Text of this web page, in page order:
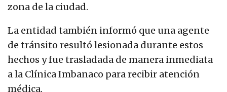
zona de la ciudad.
La entidad también informó que una agente
de tránsito resultó lesionada durante estos
hechos y fue trasladada de manera inmediata
a la Clínica Imbanaco para recibir atención
médica.